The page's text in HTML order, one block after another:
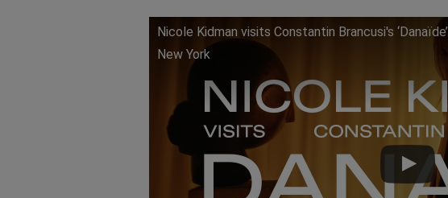
Nicole Kidman visits Constantin Brancusi's
New York